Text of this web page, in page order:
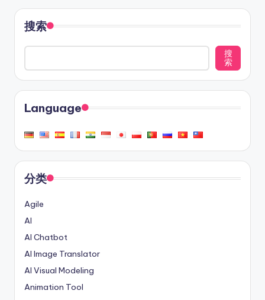
搜索
搜
索
Language
分类
Agile
AI
AI Chatbot
AI Image Translator
AI Visual Modeling
Animation Tool